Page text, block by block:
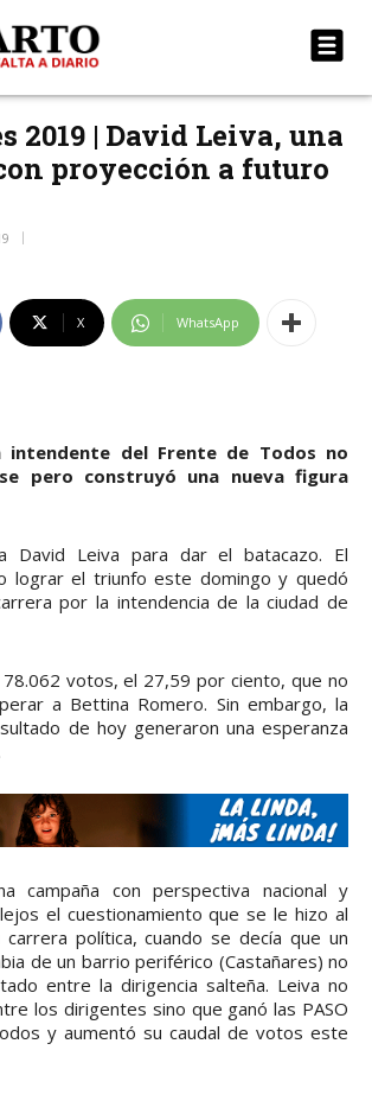
2019 | David Leiva, una
proyección a futuro
X WhatsApp
intendente del Frente de Todos no
pero construyó una nueva figura
David Leiva para dar el batacazo. El
lograr el triunfo este domingo y quedó
por la intendencia de la ciudad de
votos, el 27,59 por ciento, que no
a Bettina Romero. Sin embargo, la
de hoy generaron una esperanza
campaña con perspectiva nacional y
el cuestionamiento que se le hizo al
política, cuando se decía que un
de un barrio periférico (Castañares) no
entre la dirigencia salteña. Leiva no
los dirigentes sino que ganó las PASO
y aumentó su caudal de votos este